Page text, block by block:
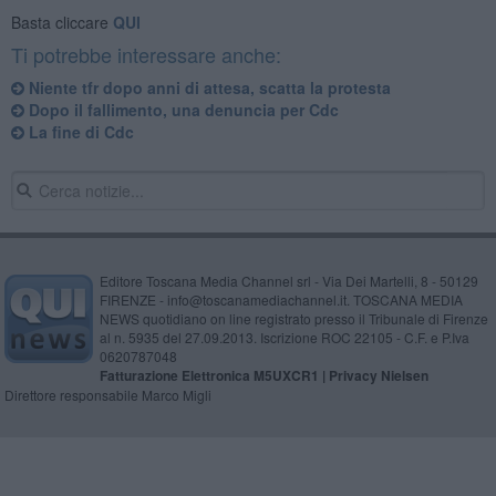
Basta cliccare QUI
Ti potrebbe interessare anche:
Niente tfr dopo anni di attesa, scatta la protesta
Dopo il fallimento, una denuncia per Cdc
La fine di Cdc
Editore Toscana Media Channel srl - Via Dei Martelli, 8 - 50129
FIRENZE - info@toscanamediachannel.it. TOSCANA MEDIA
NEWS quotidiano on line registrato presso il Tribunale di Firenze
al n. 5935 del 27.09.2013. Iscrizione ROC 22105 - C.F. e P.Iva
0620787048
Fatturazione Elettronica M5UXCR1 | Privacy Nielsen
Direttore responsabile Marco Migli